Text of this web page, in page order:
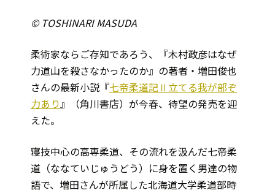
© TOSHINARI MASUDA
柔術家ならご存知であろう、『木村政彦はなぜ
力道山を殺さなかったのか』の著者・増田俊也
さんの最新小説『七帝柔道記Ⅱ立てる我が部ぞ
力あり』（角川書店）が今春、待望の発売を迎
えた。
寝技中心の高専柔道、その流れを汲んだ七帝柔
道（ななていじゅうどう）に身を置く男達の物
語で、増田さんが所属した北海道大学柔道部時